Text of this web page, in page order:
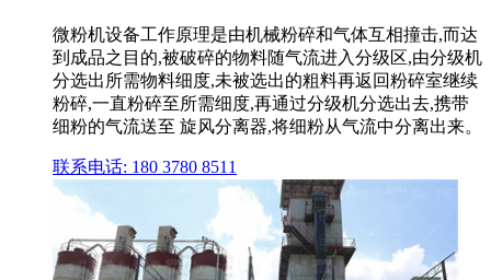
微粉机设备工作原理是由机械粉碎和气体互相撞击,而达
到成品之目的,被破碎的物料随气流进入分级区,由分级机
分选出所需物料细度,未被选出的粗料再返回粉碎室继续
粉碎,一直粉碎至所需细度,再通过分级机分选出去,携带
细粉的气流送至 旋风分离器,将细粉从气流中分离出来。
联系电话: 180 3780 8511